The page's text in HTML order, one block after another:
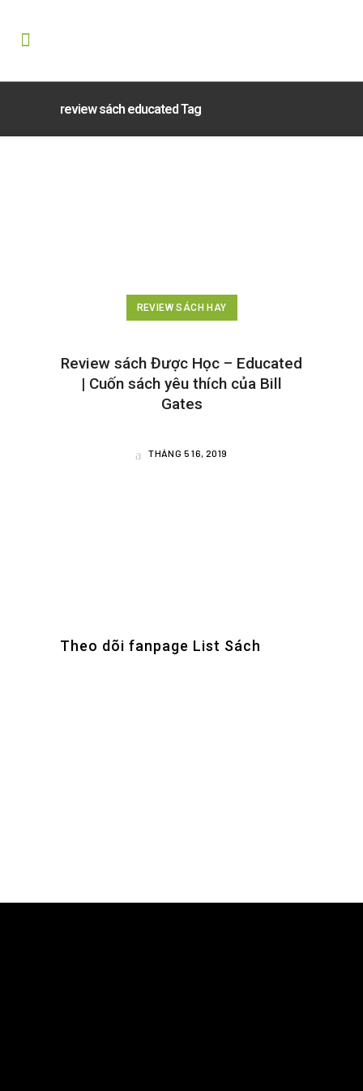
review sách educated Tag
REVIEW SÁCH HAY
Review sách Được Học – Educated
| Cuốn sách yêu thích của Bill
Gates
THÁNG 5 16, 2019
Theo dõi fanpage List Sách